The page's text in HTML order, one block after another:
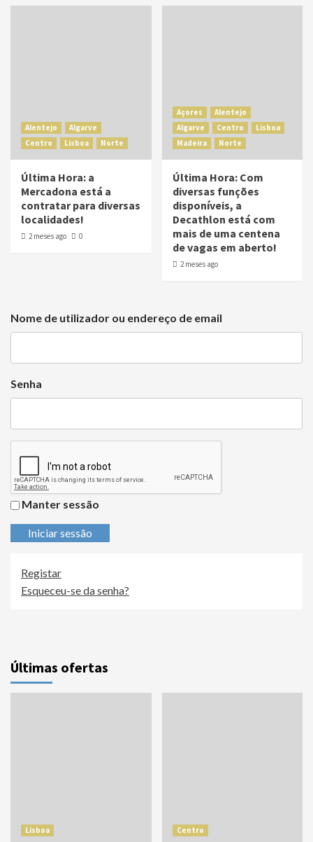
Alentejo
Algarve
Centro
Lisboa Norte
Última Hora: a
Mercadona está a
contratar para diversas
localidades!
2 meses ago 0
Açores
Alentejo
Algarve
Centro
Lisboa
Madeira
Norte
Última Hora: Com
diversas funções
disponíveis, a
Decathlon está com
mais de uma centena
de vagas em aberto!
2 meses ago
Nome de utilizador ou endereço de email
Senha
Manter sessão
Iniciar sessão
Registar
Esqueceu-se da senha?
Últimas ofertas
Lisboa Centro